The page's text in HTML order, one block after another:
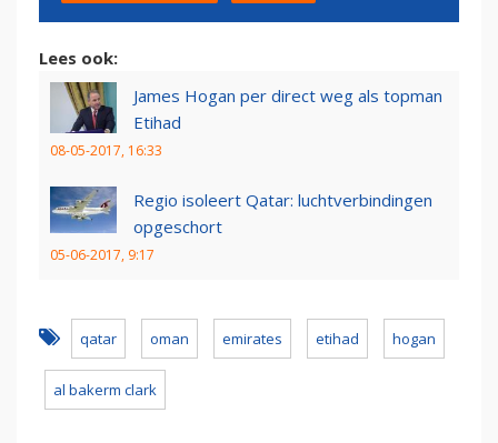
Lees ook:
James Hogan per direct weg als topman
Etihad
08-05-2017, 16:33
Regio isoleert Qatar: luchtverbindingen
opgeschort
05-06-2017, 9:17
qatar oman emirates etihad hogan
al bakerm clark